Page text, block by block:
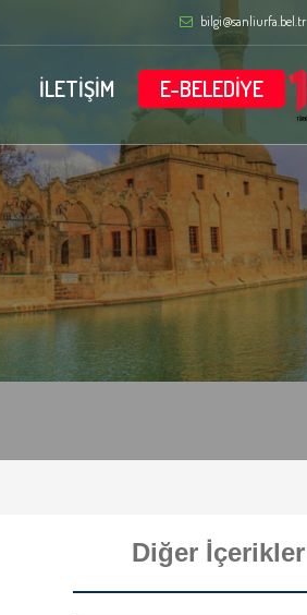
bilgi@sanliurfa.bel.tr
İLETİŞİM E-BELEDİYE
Diğer İçerikler